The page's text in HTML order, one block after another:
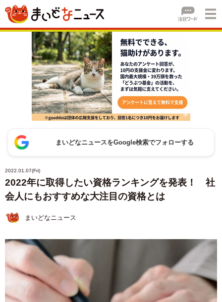
まいどなニュースをGoogle検索でフォローする
2022.01.07(Fri)
2022年に取得したい資格ランキングを発表！ 社
会人にもおすすめな大注目の資格とは
まいどなニュース